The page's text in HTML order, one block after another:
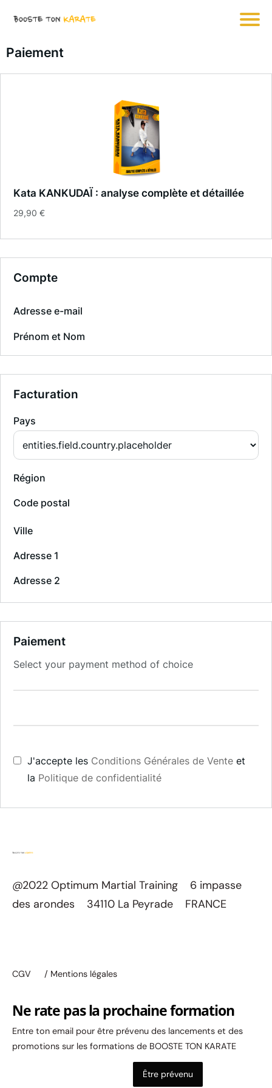
Paiement
Compte
Adresse e-mail
Prénom et Nom
Facturation
Pays
Région
Code postal
Ville
Adresse 1
Adresse 2
Paiement
Select your payment method of choice
J'accepte les Conditions Générales de Vente et
la Politique de confidentialité
Kata KANKUDAÏ : analyse complète et détaillée
29,90 €
@2022 Optimum Martial Training 6 impasse
des arondes 34110 La Peyrade FRANCE
CGV / Mentions légales
Ne rate pas la prochaine formation
Entre ton email pour être prévenu des lancements et des
promotions sur les formations de BOOSTE TON KARATE
Être prévenu